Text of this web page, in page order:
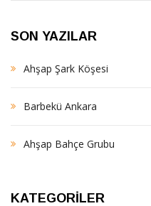
SON YAZILAR
Ahşap Şark Köşesi
Barbekü Ankara
Ahşap Bahçe Grubu
KATEGORILER